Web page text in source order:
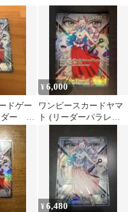
ドゲー
ダー パ
079
¥6,000
ワンピースカードヤマ
ト (リーダーパラレル)
¥6,480